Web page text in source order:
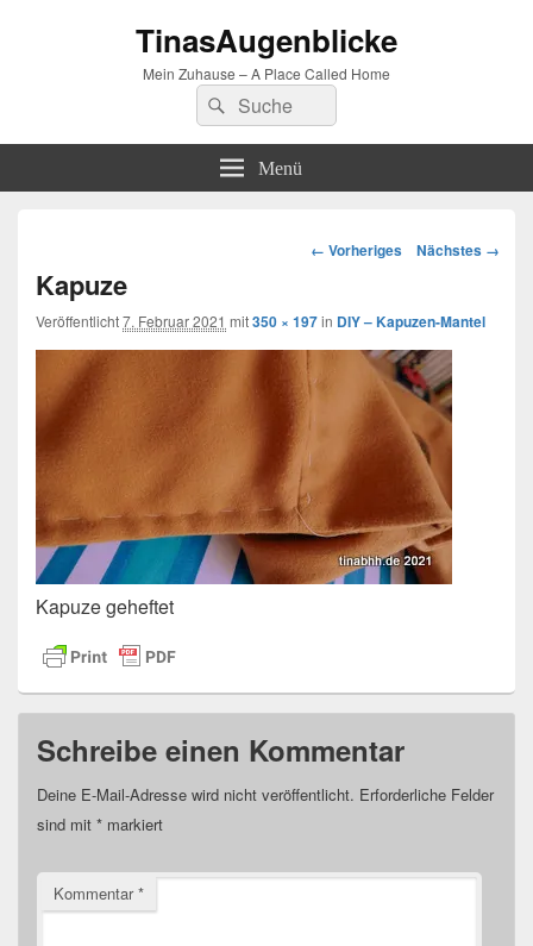
TinasAugenblicke
Mein Zuhause – A Place Called Home
Suchen
nach:
Suchen
Menü
Bilder-
← Vorheriges Nächstes →
Kapuze
Veröffentlicht7. Februar 2021 mit350 × 197in DIY – Kapuzen-Mantel
Kapuze geheftet
Schreibe einen Kommentar
Deine E-Mail-Adresse wird nicht veröffentlicht. Erforderliche Felder
sind mit * markiert
Kommentar*